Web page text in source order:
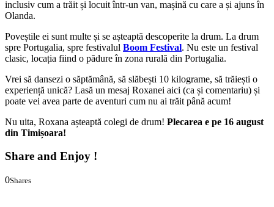
inclusiv cum a trăit și locuit într-un van, mașină cu care a și ajuns în
Olanda.
Poveștile ei sunt multe și se așteaptă descoperite la drum. La drum
spre Portugalia, spre festivalul Boom Festival. Nu este un festival
clasic, locația fiind o pădure în zona rurală din Portugalia.
Vrei să dansezi o săptămână, să slăbești 10 kilograme, să trăiești o
experiență unică? Lasă un mesaj Roxanei aici (ca și comentariu) și
poate vei avea parte de aventuri cum nu ai trăit până acum!
Nu uita, Roxana așteaptă colegi de drum! Plecarea e pe 16 august
din Timișoara!
Share and Enjoy !
0Shares